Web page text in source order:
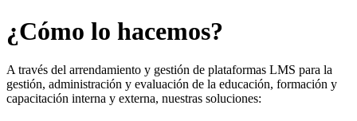
¿Cómo lo hacemos?
A través del arrendamiento y gestión de plataformas LMS para la
gestión, administración y evaluación de la educación, formación y
capacitación interna y externa, nuestras soluciones: